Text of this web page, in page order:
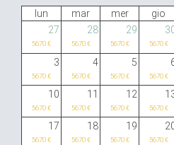
lun mar mer gio
27
28 29
5670 € 5670 € 5670 € 5670 €
3 4 5
5670 € 5670 € 5670 € 5670 €
10 11 12
5670 € 5670 € 5670 € 5670 €
17 18 19
5670 € 5670 € 5670 € 5670 €